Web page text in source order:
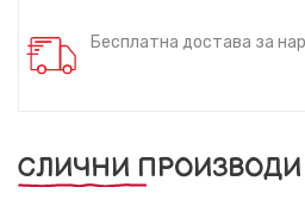
Бесплатна достава за
СЛИЧНИ ПРОИЗВОДИ